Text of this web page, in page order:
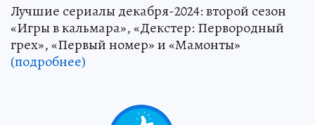
Лучшие сериалы декабря-2024: второй сезон
«Игры в кальмара», «Декстер: Первородный
грех», «Первый номер» и «Мамонты»
(подробнее)